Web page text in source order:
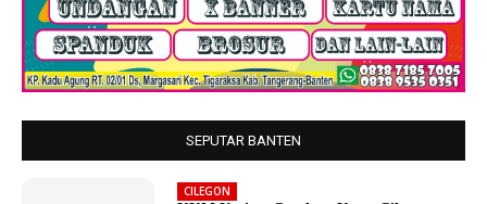
SEPUTAR BANTEN
CILEGON